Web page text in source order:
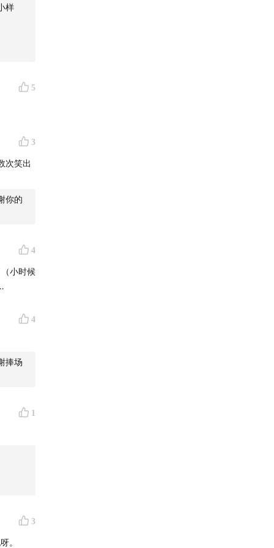
样
5
3
次笑出
你的
4
小时候
4
捧场
1
3
。